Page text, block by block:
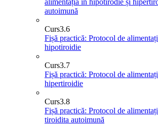
autoimună
Curs3.6
Fișă practică: Protocol de
hipotiroidie
Curs3.7
Fișă practică: Protocol de
hipertiroidie
Curs3.8
Fișă practică: Protocol de
tiroidita autoimună